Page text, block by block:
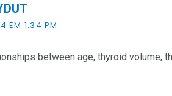
EM 1:34 PM
between age, thyroid volume,